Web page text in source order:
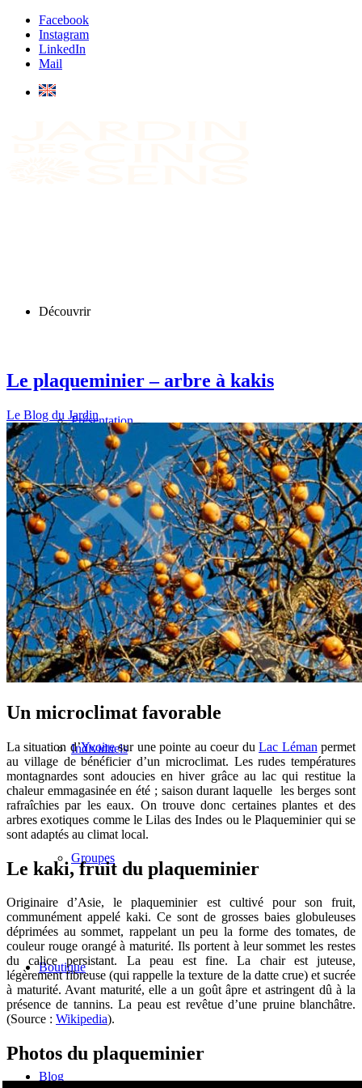
Facebook
Instagram
LinkedIn
Mail
Découvrir
Présentation
Informations pratiques
Billetterie
Individuels
Groupes
Boutique
Blog
Le plaqueminier – arbre à kakis
Le Blog du Jardin
Un microclimat favorable
La situation d’Yvoiresur une pointe au coeur duLac Léman permet
au village de bénéficier d’un microclimat. Les rudes températures
montagnardes sont adoucies en hiver grâce au lac qui restitue la
chaleur emmagasinée en été ; saison durant laquelle les berges sont
rafraîchies par les eaux. On trouve donc certaines plantes et des
arbres exotiques comme le Lilas des Indes ou le Plaqueminier qui se
sont adaptés au climat local.
Le kaki, fruit du plaqueminier
Originaire d’Asie, le plaqueminier est cultivé pour son fruit,
communément appelé kaki. Ce sont de grosses baies globuleuses
déprimées au sommet, rappelant un peu la forme des tomates, de
couleur rouge orangé à maturité. Ils portent à leur sommet les restes
du calice persistant. La peau est fine. La chair est juteuse,
légèrement fibreuse (qui rappelle la texture de la datte crue) et sucrée
à maturité. Avant maturité, elle a un goût âpre et astringent dû à la
présence de tannins. La peau est revêtue d’une pruine blanchâtre.
(Source : Wikipedia).
Photos du plaqueminier